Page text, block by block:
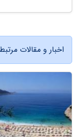
اخبار و مقالات